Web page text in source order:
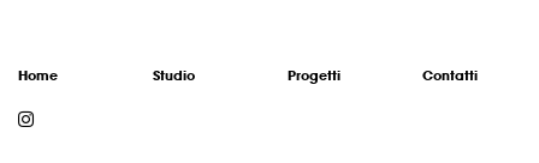
Home Studio Progetti Contatti